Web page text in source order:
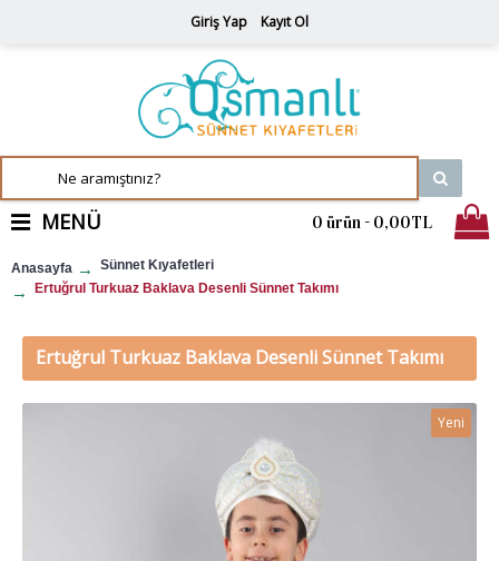
Giriş Yap Kayıt Ol
0 ürün - 0,00TL
MENÜ
Anasayfa
Sünnet Kıyafetleri
Ertuğrul Turkuaz Baklava Desenli Sünnet Takımı
Ertuğrul Turkuaz Baklava Desenli Sünnet Takımı
Yeni